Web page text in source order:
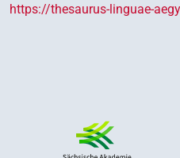
https://thesaurus-linguae-